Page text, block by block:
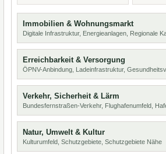
Immobilien & Wohnungsmarkt
Digitale Infrastruktur, Energieanlagen, Regionale
Erreichbarkeit & Versorgung
ÖPNV-Anbindung, Ladeinfrastruktur,
Verkehr, Sicherheit & Lärm
Bundesfernstraßen-Verkehr, Flughafenumfeld,
Natur, Umwelt & Kultur
Kulturumfeld, Schutzgebiete, Schutzgebiete Nähe